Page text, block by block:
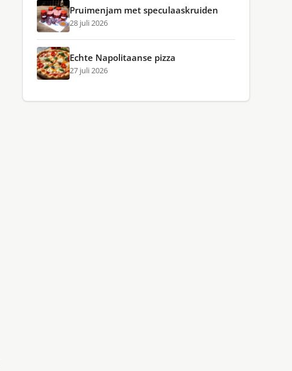
Pruimenjam met speculaaskruiden
28 juli 2026
Echte Napolitaanse pizza
27 juli 2026